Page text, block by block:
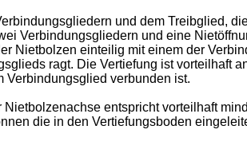
und dem Treibglied,
Verbindungsgliedern und eine
Nietbolzen einteilig mit einem der
ragt. Die Vertiefung ist vorteilhaft
Verbindungsglied verbunden ist.
entspricht vorteilhaft
die in den Vertiefungsboden